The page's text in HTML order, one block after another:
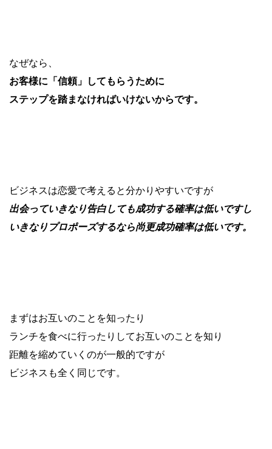
なぜなら、
お客様に「信頼」してもらうために
ステップを踏まなければいけないからです。
ビジネスは恋愛で考えると分かりやすいですが
出会っていきなり告白しても成功する確率は低いですし
いきなりプロポーズするなら尚更成功確率は低いです。
まずはお互いのことを知ったり
ランチを食べに行ったりしてお互いのことを知り
距離を縮めていくのが一般的ですが
ビジネスも全く同じです。